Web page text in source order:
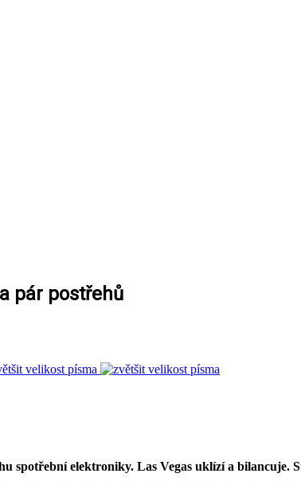
pár postřehů
velikost písma
spotřební elektroniky. Las Vegas uklízí a